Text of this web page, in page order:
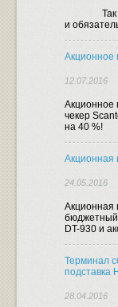
и
Акционное
12.07.2016
Акционное
чекер
на 40 %!
Акционная
24.05.2016
Акционная
бюджетный
DT-930 и
Терминал
подставка
28.04.2016